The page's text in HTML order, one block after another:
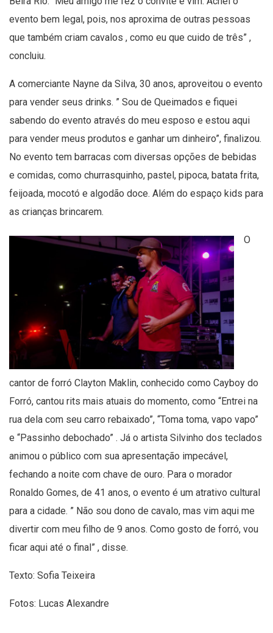
evento bem legal, pois, nos aproxima de outras pessoas
que também criam cavalos , como eu que cuido de três” ,
concluiu.
A comerciante Nayne da Silva, 30 anos, aproveitou o evento
para vender seus drinks. ” Sou de Queimados e fiquei
sabendo do evento através do meu esposo e estou aqui
para vender meus produtos e ganhar um dinheiro”, finalizou.
No evento tem barracas com diversas opções de bebidas
e comidas, como churrasquinho, pastel, pipoca, batata frita,
feijoada, mocotó e algodão doce. Além do espaço kids para
as crianças brincarem.
O
cantor de forró Clayton Maklin, conhecido como Cayboy do
Forró, cantou rits mais atuais do momento, como “Entrei na
rua dela com seu carro rebaixado”, “Toma toma, vapo vapo”
e “Passinho debochado” . Já o artista Silvinho dos teclados
animou o público com sua apresentação impecável,
fechando a noite com chave de ouro. Para o morador
Ronaldo Gomes, de 41 anos, o evento é um atrativo cultural
para a cidade. ” Não sou dono de cavalo, mas vim aqui me
divertir com meu filho de 9 anos. Como gosto de forró, vou
ficar aqui até o final” , disse.
Texto: Sofia Teixeira
Fotos: Lucas Alexandre